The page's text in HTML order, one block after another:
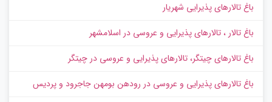
باغ تالارهای پذیرایی شهریار
باغ تالار ، تالارهای پذیرایی و عروسی در اسلامشهر
باغ تالارهای چیتگر، تالارهای پذیرایی و عروسی در چیتگر
باغ تالارهای پذیرایی و عروسی در رودهن بومهن جاجرود و پردیس